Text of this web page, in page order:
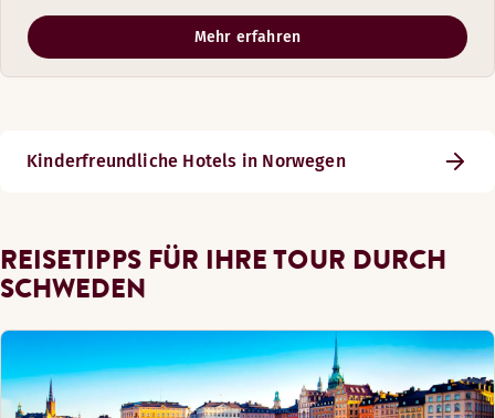
Mehr erfahren
Kinderfreundliche Hotels in Norwegen
REISETIPPS FÜR IHRE TOUR DURCH
SCHWEDEN